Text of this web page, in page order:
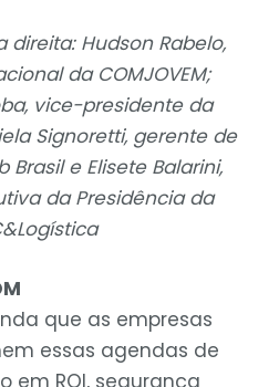
direita: Hudson Rabelo,
da COMJOVEM;
vice-presidente da
Signoretti, gerente de
e Elisete Balarini,
da Presidência da
que as empresas
essas agendas de
em ROI, segurança